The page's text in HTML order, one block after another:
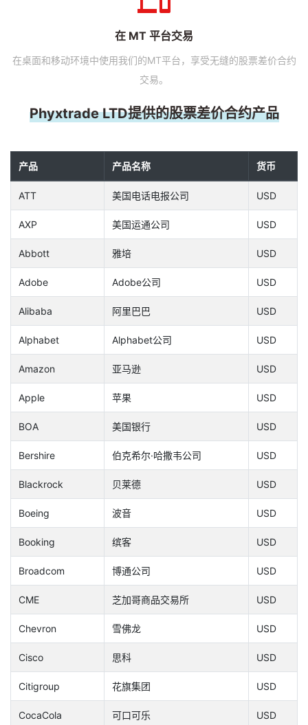
在 MT 平台交易
在桌面和移动环境中使用我们的MT平台，享受无缝的股票差价合约
交易。
Phyxtrade LTD提供的股票差价合约产品
产品 产品名称 货币
ATT 美国电话电报公司 USD
AXP 美国运通公司 USD
Abbott 雅培 USD
Adobe Adobe公司 USD
Alibaba 阿里巴巴 USD
Alphabet Alphabet公司 USD
Amazon 亚马逊 USD
Apple 苹果 USD
BOA 美国银行 USD
Bershire 伯克希尔·哈撒韦公司 USD
Blackrock 贝莱德 USD
Boeing 波音 USD
Booking 缤客 USD
Broadcom 博通公司 USD
CME 芝加哥商品交易所 USD
Chevron 雪佛龙 USD
Cisco 思科 USD
Citigroup 花旗集团 USD
CocaCola 可口可乐 USD